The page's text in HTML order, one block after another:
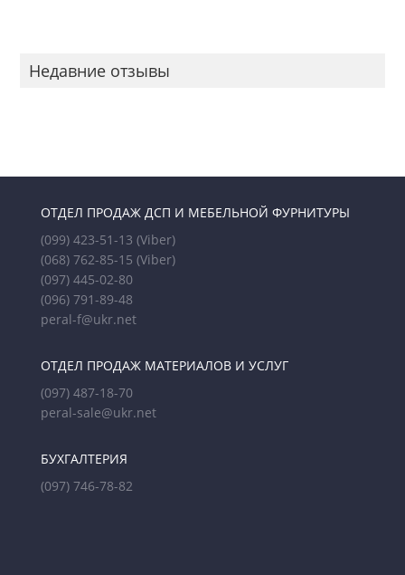
Недавние отзывы
ОТДЕЛ ПРОДАЖ ДСП И МЕБЕЛЬНОЙ ФУРНИТУРЫ
(099) 423-51-13 (Viber)
(068) 762-85-15 (Viber)
(097) 445-02-80
(096) 791-89-48
peral-f@ukr.net
ОТДЕЛ ПРОДАЖ МАТЕРИАЛОВ И УСЛУГ
(097) 487-18-70
peral-sale@ukr.net
БУХГАЛТЕРИЯ
(097) 746-78-82